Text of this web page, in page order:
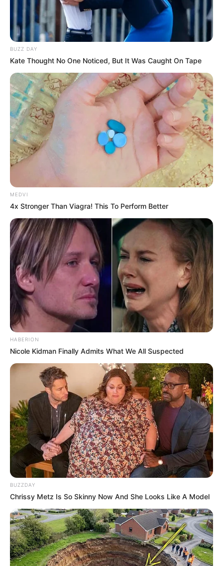
BUZZ DAY
Kate Thought No One Noticed, But It Was Caught On Tape
MEDVI
4x Stronger Than Viagra! This To Perform Better
HABERION
Nicole Kidman Finally Admits What We All Suspected
BUZZDAY
Chrissy Metz Is So Skinny Now And She Looks Like A Model